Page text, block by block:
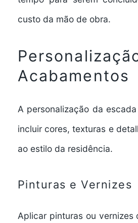
custo da mão de obra.
Acabamentos
A personalização da
incluir cores, texturas e
ao estilo da residência.
Pinturas e Vernizes
Aplicar pinturas ou vernizes